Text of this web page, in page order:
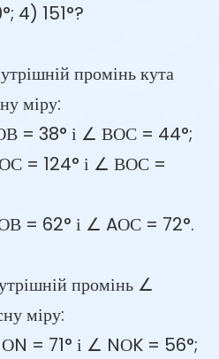
4) 151°?
промінь кута
міру:
= 38° і ∠ ВОС = 44°;
= 124° і ∠ ВОС =
= 62° і ∠ AОС = 72°.
промінь ∠
міру:
= 71° і ∠ NОK = 56°;